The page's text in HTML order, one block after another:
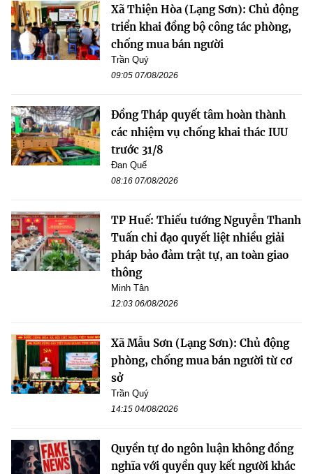
Xã Thiện Hòa (Lạng Sơn): Chủ động
triển khai đồng bộ công tác phòng,
chống mua bán người
Trần Quý
09:05 07/08/2026
Đồng Tháp quyết tâm hoàn thành
các nhiệm vụ chống khai thác IUU
trước 31/8
Đan Quế
08:16 07/08/2026
TP Huế: Thiếu tướng Nguyễn Thanh
Tuấn chỉ đạo quyết liệt nhiều giải
pháp bảo đảm trật tự, an toàn giao
thông
Minh Tân
12:03 06/08/2026
Xã Mẫu Sơn (Lạng Sơn): Chủ động
phòng, chống mua bán người từ cơ
sở
Trần Quý
14:15 04/08/2026
Quyền tự do ngôn luận không đồng
nghĩa với quyền quy kết người khác